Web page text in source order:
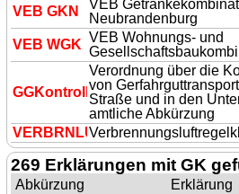
VEBGK N
VEB Getränkekombinat
Neubrandenburg
VEB WGK VEB Wohnungs- und
GGKontrollV
Verordnung über die
von
Straße und in den
amtliche Abkürzung
VERBRNLUREGKL
269 Erklärungen mit GK
Abkürzung Erklärung